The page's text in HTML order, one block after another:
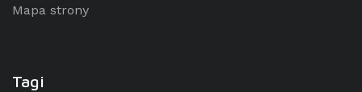
Mapa strony
Tagi